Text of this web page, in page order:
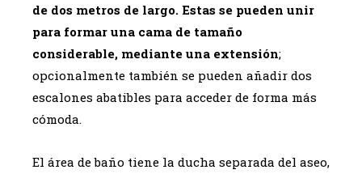
de dos metros de largo. Estas se pueden unir
para formar una cama de tamaño
considerable, mediante una extensión;
opcionalmente también se pueden añadir dos
escalones abatibles para acceder de forma más
cómoda.
El área de baño tiene la ducha separada del aseo,